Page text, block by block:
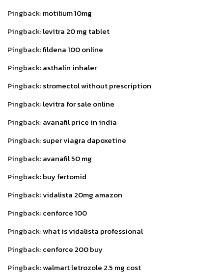
Pingback:motilium 10mg
Pingback:levitra 20 mg tablet
Pingback:fildena 100 online
Pingback:asthalin inhaler
Pingback:stromectol without prescription
Pingback:levitra for sale online
Pingback:avanafil price in india
Pingback:super viagra dapoxetine
Pingback:avanafil 50 mg
Pingback:buy fertomid
Pingback:vidalista 20mg amazon
Pingback:cenforce 100
Pingback:what is vidalista professional
Pingback:cenforce 200 buy
Pingback:walmart letrozole 2.5 mg cost